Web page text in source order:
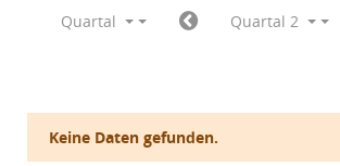
Quartal Quartal 2
Keine Daten gefunden.